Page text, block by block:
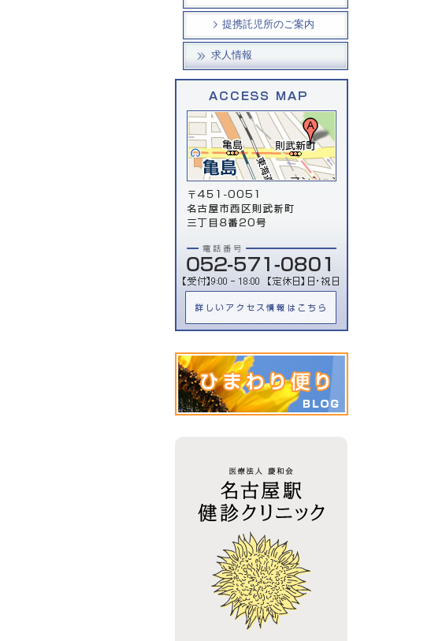
提携託児所のご案内
求人情報